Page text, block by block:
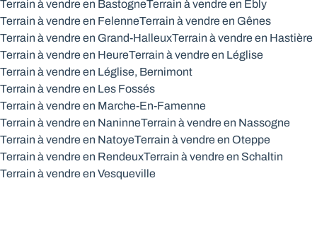
Chercher
Terrain à vendre en BastogneTerrain à vendre en Ebly
Terrain à vendre en FelenneTerrain à vendre en Gênes
Terrain à vendre en Grand-HalleuxTerrain à vendre en Hastière
Terrain à vendre en HeureTerrain à vendre en Léglise
Terrain à vendre en Léglise, Bernimont
Terrain à vendre en Les Fossés
Terrain à vendre en Marche-En-Famenne
Terrain à vendre en NaninneTerrain à vendre en Nassogne
Terrain à vendre en NatoyeTerrain à vendre en Oteppe
Terrain à vendre en RendeuxTerrain à vendre en Schaltin
Terrain à vendre en Vesqueville